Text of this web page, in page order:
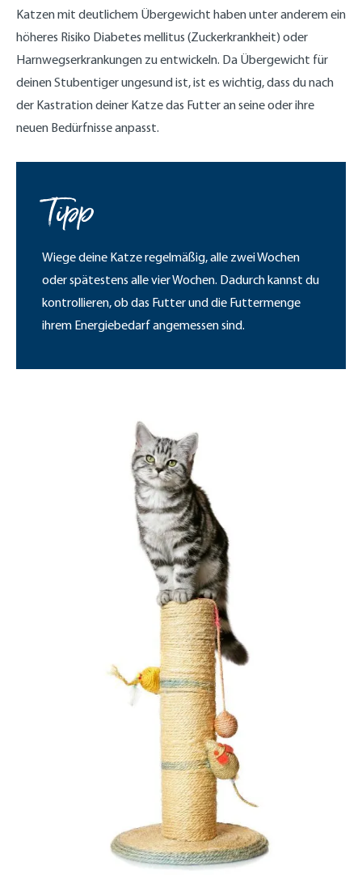
Katzen mit deutlichem Übergewicht haben unter anderem ein
höheres Risiko Diabetes mellitus (Zuckerkrankheit) oder
Harnwegserkrankungen zu entwickeln. Da Übergewicht für
deinen Stubentiger ungesund ist, ist es wichtig, dass du nach
der Kastration deiner Katze das Futter an seine oder ihre
neuen Bedürfnisse anpasst.
Tipp
Wiege deine Katze regelmäßig, alle zwei Wochen
oder spätestens alle vier Wochen. Dadurch kannst du
kontrollieren, ob das Futter und die Futtermenge
ihrem Energiebedarf angemessen sind.